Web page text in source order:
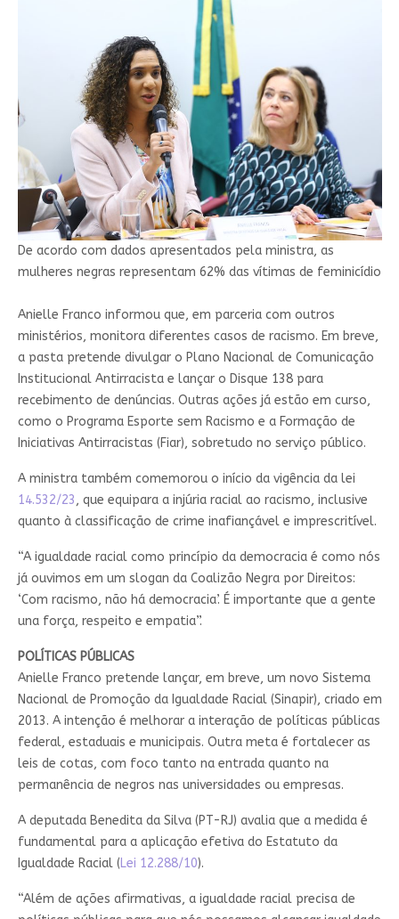
De acordo com dados apresentados pela ministra, as
mulheres negras representam 62% das vítimas de feminicídio
Anielle Franco informou que, em parceria com outros
ministérios, monitora diferentes casos de racismo. Em breve,
a pasta pretende divulgar o Plano Nacional de Comunicação
Institucional Antirracista e lançar o Disque 138 para
recebimento de denúncias. Outras ações já estão em curso,
como o Programa Esporte sem Racismo e a Formação de
Iniciativas Antirracistas (Fiar), sobretudo no serviço público.
A ministra também comemorou o início da vigência da lei
14.532/23, que equipara a injúria racial ao racismo, inclusive
quanto à classificação de crime inafiançável e imprescritível.
“A igualdade racial como princípio da democracia é como nós
já ouvimos em um slogan da Coalizão Negra por Direitos:
‘Com racismo, não há democracia’. É importante que a gente
una força, respeito e empatia”.
POLÍTICAS PÚBLICAS
Anielle Franco pretende lançar, em breve, um novo Sistema
Nacional de Promoção da Igualdade Racial (Sinapir), criado em
2013. A intenção é melhorar a interação de políticas públicas
federal, estaduais e municipais. Outra meta é fortalecer as
leis de cotas, com foco tanto na entrada quanto na
permanência de negros nas universidades ou empresas.
A deputada Benedita da Silva (PT-RJ) avalia que a medida é
fundamental para a aplicação efetiva do Estatuto da
Igualdade Racial (Lei 12.288/10).
“Além de ações afirmativas, a igualdade racial precisa de